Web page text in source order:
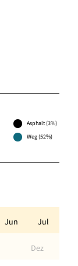
Asphalt (3%)
Weg (52%)
Jun Jul
Dez